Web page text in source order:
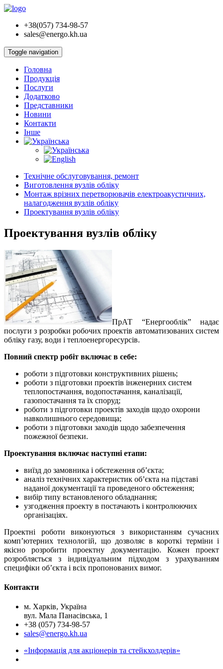
+38(057) 734-98-57
sales@energo.kh.ua
Toggle navigation
Головна
Продукцiя
Послуги
Додатково
Представники
Новини
Контакти
Інше
Технічне обслуговування, ремонт
Виготовлення вузлів обліку
Монтаж врізних перетворювачів електроакустичних,
налагодження вузлів обліку
Проектування вузлів обліку
Проектування вузлів обліку
ПрАТ “Енергооблік” надає
послуги з розробки робочих проектів автоматизованих систем
обліку газу, води і теплоенергоресурсів.
Повний спектр робіт включає в себе:
роботи з підготовки конструктивних рішень;
роботи з підготовки проектів інженерних систем
теплопостачання, водопостачання, каналізації,
газопостачання та їх споруд;
роботи з підготовки проектів заходів щодо охорони
навколишнього середовища;
роботи з підготовки заходів щодо забезпечення
пожежної безпеки.
Проектування включає наступні етапи:
виїзд до замовника і обстеження об’єкта;
аналіз технічних характеристик об’єкта на підставі
наданої документації та проведеного обстеження;
вибір типу встановленого обладнання;
узгодження проекту в постачають і контролюючих
організаціях.
Проектні роботи виконуються з використанням сучасних
комп’ютерних технологій, що дозволяє в короткі терміни і
якісно розробити проектну документацію. Кожен проект
розробляється з індивідуальним підходом з урахуванням
специфіки об’єкта і всіх пропонованих вимог.
Контакти
м. Харкiв, Україна
вул. Мала Панасівська, 1
+38 (057) 734-98-57
sales@energo.kh.ua
«Інформація для акціонерів та стейкхолдерів»